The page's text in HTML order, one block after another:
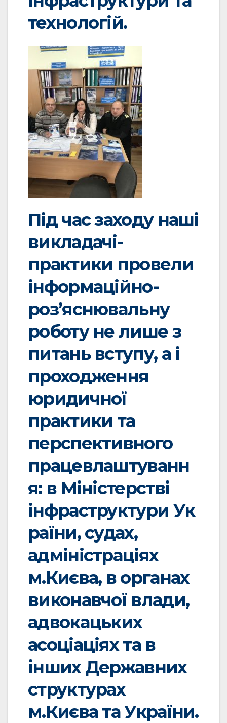
технологій.
Під час заходу наші
викладачі-
практики провели
інформаційно-
роз’яснювальну
роботу не лише з
питань вступу, а і
проходження
юридичної
практики та
перспективного
працевлаштуванн
я: в Міністерстві
інфраструктури Ук
раїни, судах,
адміністраціях
м.Києва, в органах
виконавчої влади,
адвокацьких
асоціаціях та в
інших Державних
структурах
м.Києва та України.